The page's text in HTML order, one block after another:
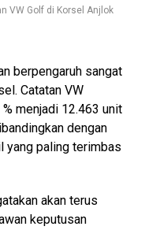
VW Golf di Korsel Anjlok
berpengaruh sangat
Catatan VW
menjadi 12.463 unit
dengan
yang paling terimbas
akan terus
keputusan